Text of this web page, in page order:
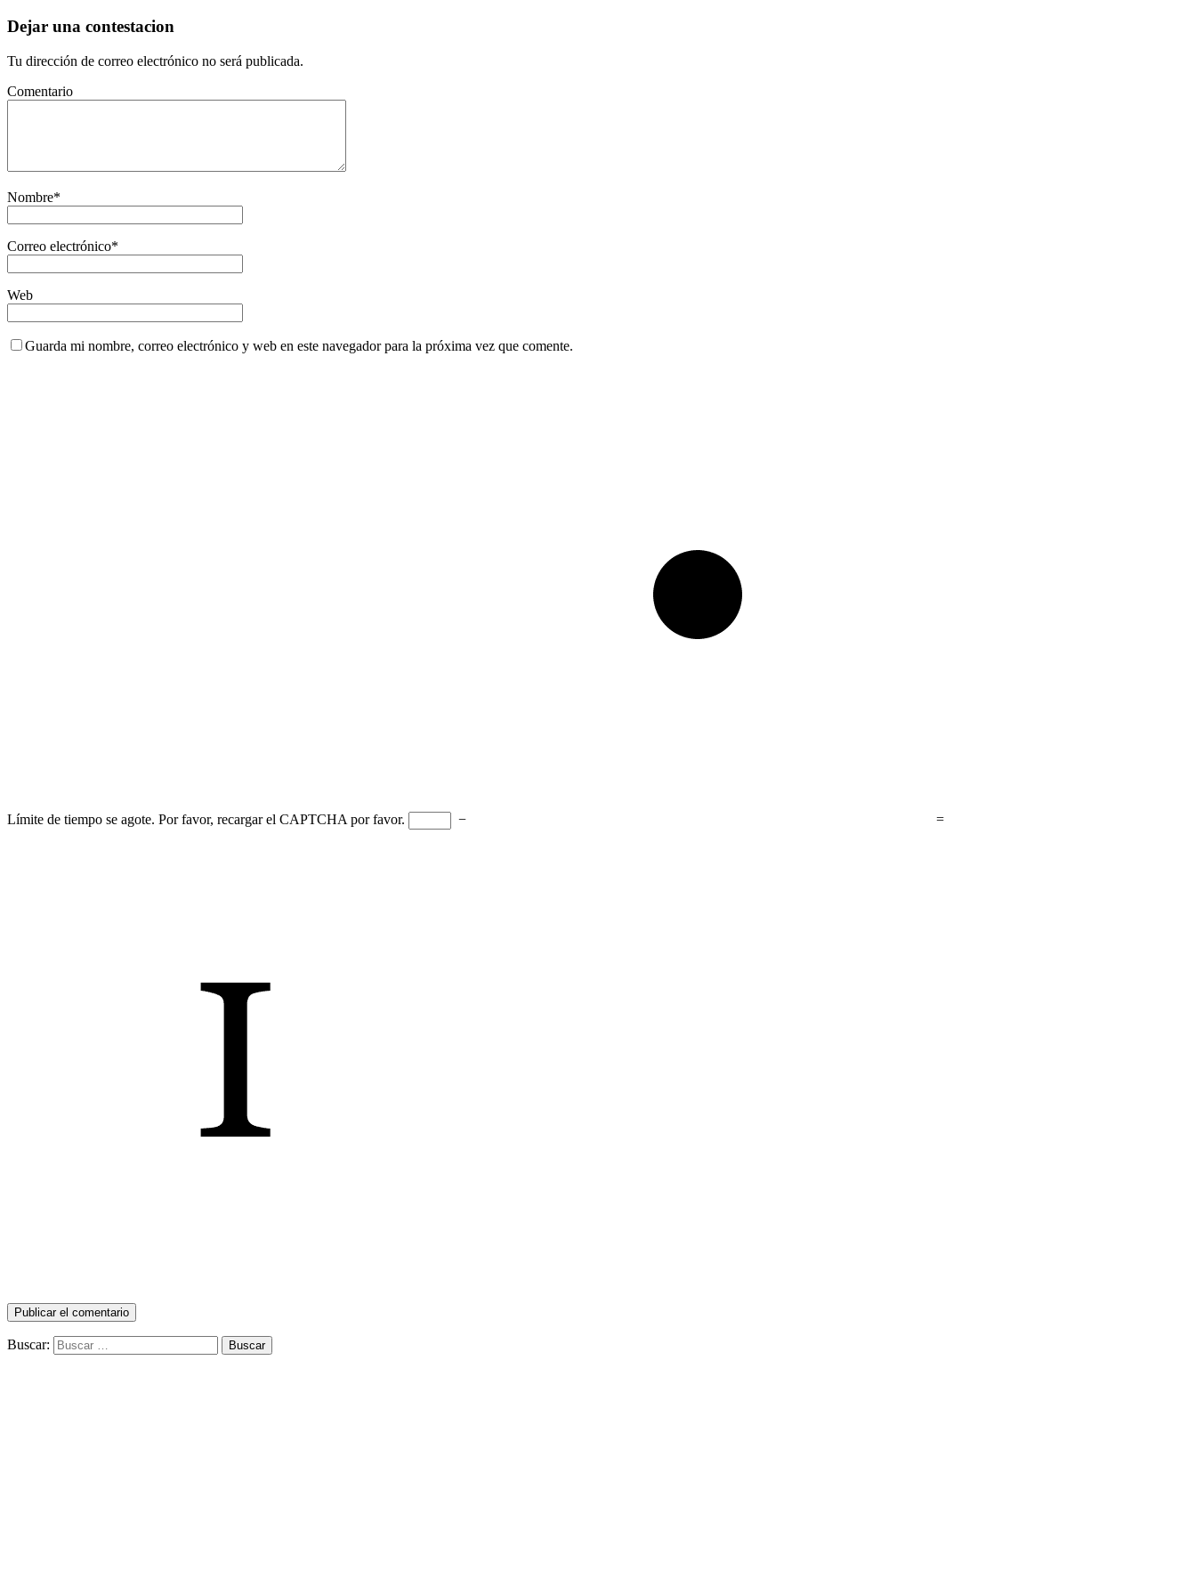
Dejar una contestacion
Tu dirección de correo electrónico no será publicada.
Comentario
Nombre*
Correo electrónico*
Web
Guarda mi nombre, correo electrónico y web en este navegador para la próxima vez que comente.
Límite de tiempo se agote. Por favor, recargar el CAPTCHA por favor. − =
Buscar: